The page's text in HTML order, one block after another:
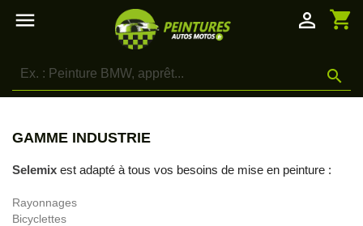
 shopping_cart
person_outline

GAMME INDUSTRIE
Selemix est adapté à tous vos besoins de mise en peinture :
Rayonnages
Bicyclettes